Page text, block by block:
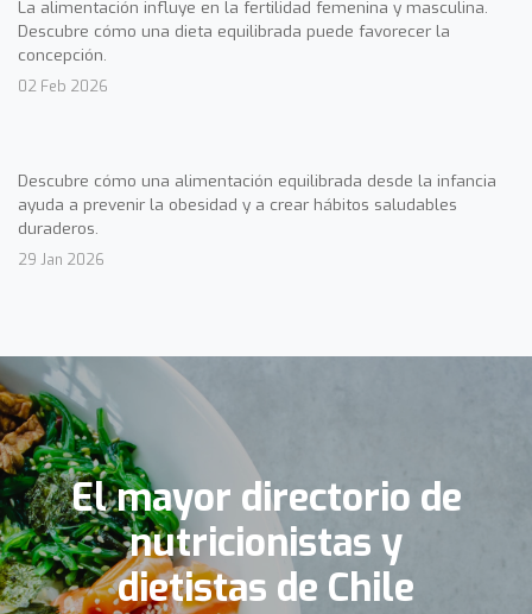
La alimentación influye en la fertilidad femenina y masculina.
Descubre cómo una dieta equilibrada puede favorecer la
concepción.
02 Feb 2026
Descubre cómo una alimentación equilibrada desde la infancia
ayuda a prevenir la obesidad y a crear hábitos saludables
duraderos.
29 Jan 2026
El mayor directorio de
nutricionistas y
dietistas de Chile